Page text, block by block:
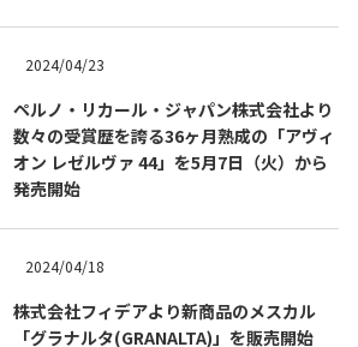
トピックス
2024/04/23
ペルノ・リカール・ジャパン株式会社より
数々の受賞歴を誇る36ヶ月熟成の「アヴィ
オン レゼルヴァ 44」を5月7日（火）から
発売開始
2024/04/18
株式会社フィデアより新商品のメスカル
「グラナルタ(GRANALTA)」を販売開始